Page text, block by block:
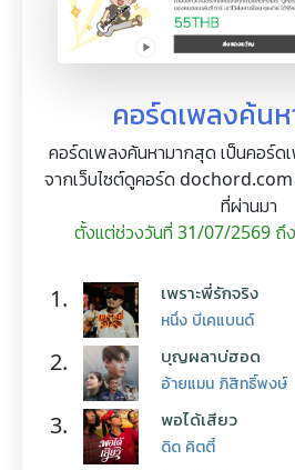
คอร์ดเพลงค้น
คอร์ดเพลงค้นหามากสุด เป็นคอร์ด
จากเว็บไซต์ดูคอร์ด
ที่ผ่านมา
ตั้งแต่ช่วงวันที่ 31/07/2569 ถึ
1. เพราะพี่รักจริง
หนึ่ง บีเคแบนด์
2. บุญผลาบ่ฮอด
อ้ายแมน ภิสิทธิ์พงษ์
3. พอได้เสียว
ดิด คิตตี้